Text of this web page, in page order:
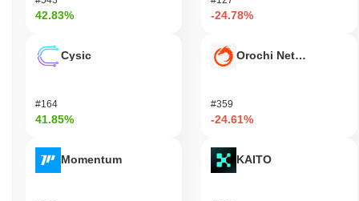
42.83%
Cysic
#164
41.85%
Momentum
-24.78%
Orochi Network
#359
-24.61%
KAITO